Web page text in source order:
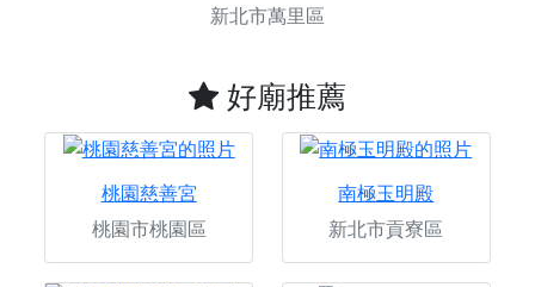
新北市萬里區
好廟推薦
桃園慈善宮
桃園市桃園區
南極玉明殿
新北市貢寮區